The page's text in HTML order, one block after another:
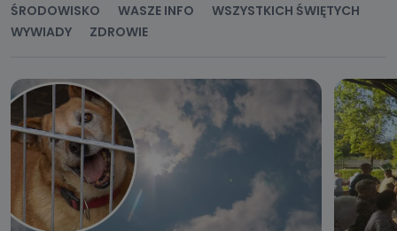
ŚRODOWISKO
WASZE INFO
WSZYSTKICH ŚWIĘTYCH
WYWIADY
ZDROWIE